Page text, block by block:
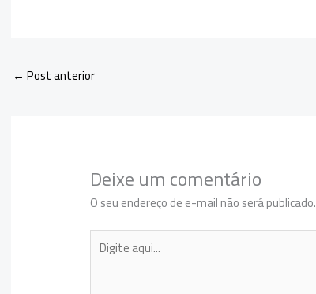
← Post anterior
Deixe um comentário
O seu endereço de e-mail não será publicado.
Digite
aqui...